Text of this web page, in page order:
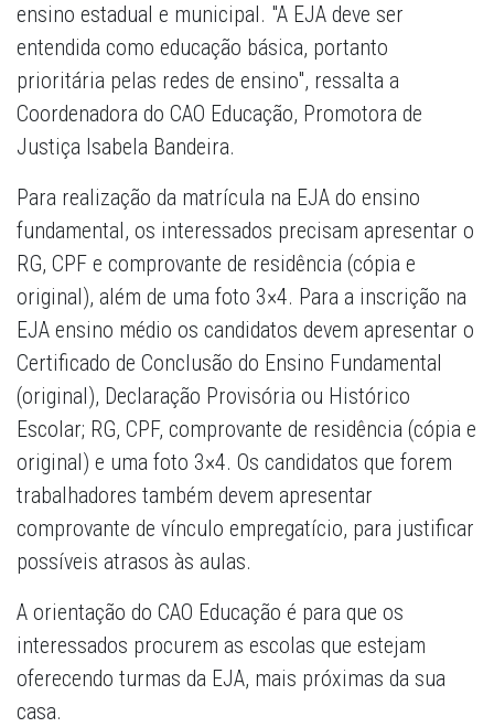
ensino estadual e municipal. "A EJA deve ser
entendida como educação básica, portanto
prioritária pelas redes de ensino", ressalta a
Coordenadora do CAO Educação, Promotora de
Justiça Isabela Bandeira.
Para realização da matrícula na EJA do ensino
fundamental, os interessados precisam apresentar o
RG, CPF e comprovante de residência (cópia e
original), além de uma foto 3×4. Para a inscrição na
EJA ensino médio os candidatos devem apresentar o
Certificado de Conclusão do Ensino Fundamental
(original), Declaração Provisória ou Histórico
Escolar; RG, CPF, comprovante de residência (cópia e
original) e uma foto 3×4. Os candidatos que forem
trabalhadores também devem apresentar
comprovante de vínculo empregatício, para justificar
possíveis atrasos às aulas.
A orientação do CAO Educação é para que os
interessados procurem as escolas que estejam
oferecendo turmas da EJA, mais próximas da sua
casa.